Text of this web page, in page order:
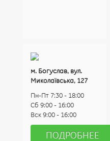
м. Богуслав, вул.
Миколаївська, 127
Пн-Пт 7:30 - 18:00
Cб 9:00 - 16:00
Вск 9:00 - 16:00
ПОДРОБНЕЕ